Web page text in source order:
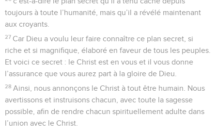
toujours à toute l’humanité, mais qu’il a révélé maintenant
aux croyants.
27 Car Dieu a voulu leur faire connaître ce plan secret, si
riche et si magnifique, élaboré en faveur de tous les peuples.
Et voici ce secret : le Christ est en vous et il vous donne
l’assurance que vous aurez part à la gloire de Dieu.
28 Ainsi, nous annonçons le Christ à tout être humain. Nous
avertissons et instruisons chacun, avec toute la sagesse
possible, afin de rendre chacun spirituellement adulte dans
l’union avec le Christ.